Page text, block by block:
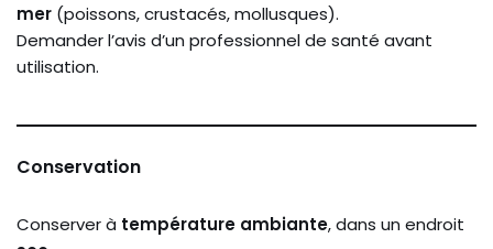
mer (poissons, crustacés, mollusques).
Demander l’avis d’un professionnel de santé avant
utilisation.
Conservation
Conserver à température ambiante, dans un endroit